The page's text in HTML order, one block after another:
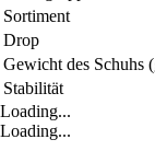
Sortiment
Drop
Gewicht des Schuhs
Stabilität
Loading...
Loading...